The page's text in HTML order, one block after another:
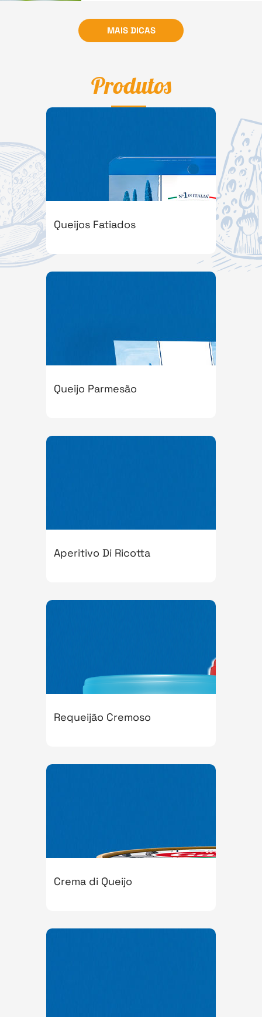
MAIS DICAS
Produtos
Queijos Fatiados
Queijo Parmesão
Aperitivo Di Ricotta
Requeijão Cremoso
Crema di Queijo